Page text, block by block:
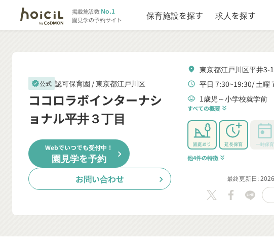
掲載施設数No.1
園見学の予約サイト 保育施設を探す 求人を探す
verified公式 認可保育園 /東京都江戸川区
ココロラボインターナシ
ョナル平井３丁目
Webでいつでも受付中！
園見学を予約 chevron_right
お問い合わせ chevron_right
location_on 東京都江戸川区平井3-
schedule 平日 7:30~19:30 土曜
child_care 1歳児～小学校就学前
すべての概要 keyboard_double_arrow_down
園庭あり 延長保育 一時保育
他4件の特徴 keyboard_double_arrow_down
最終更新日: